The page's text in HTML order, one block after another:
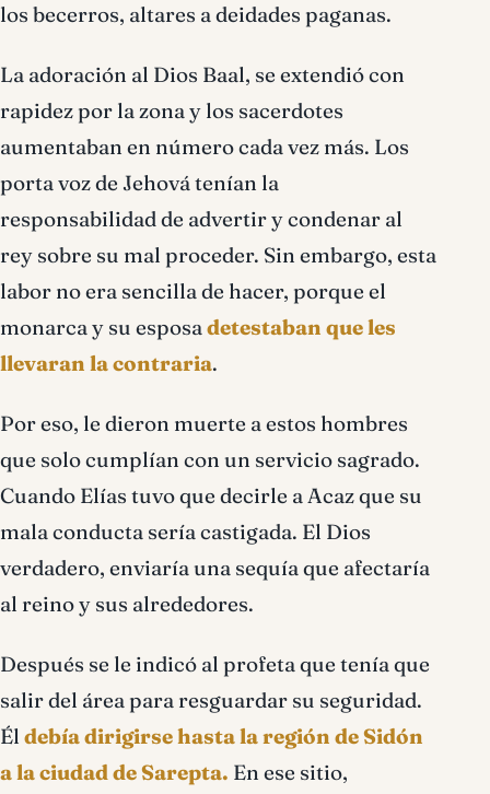
los becerros, altares a deidades paganas.
La adoración al Dios Baal, se extendió con
rapidez por la zona y los sacerdotes
aumentaban en número cada vez más. Los
porta voz de Jehová tenían la
responsabilidad de advertir y condenar al
rey sobre su mal proceder. Sin embargo, esta
labor no era sencilla de hacer, porque el
monarca y su esposadetestaban que les
llevaran la contraria.
Por eso, le dieron muerte a estos hombres
que solo cumplían con un servicio sagrado.
Cuando Elías tuvo que decirle a Acaz que su
mala conducta sería castigada. El Dios
verdadero, enviaría una sequía que afectaría
al reino y sus alrededores.
Después se le indicó al profeta que tenía que
salir del área para resguardar su seguridad.
Él debía dirigirse hasta la región de Sidón
a la ciudad de Sarepta. En ese sitio,